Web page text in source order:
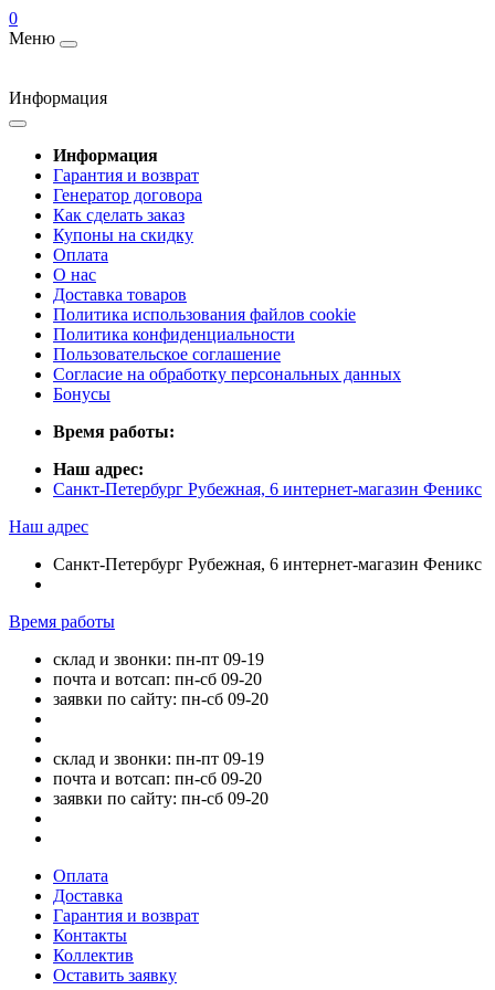
0
Меню
Информация
Информация
Гарантия и возврат
Генератор договора
Как сделать заказ
Купоны на скидку
Оплата
О нас
Доставка товаров
Политика использования файлов cookie
Политика конфиденциальности
Пользовательское соглашение
Согласие на обработку персональных данных
Бонусы
Время работы:
Наш адрес:
Санкт-Петербург Рубежная, 6 интернет-магазин Феникс
Наш адрес
Санкт-Петербург Рубежная, 6 интернет-магазин Феникс
Время работы
склад и звонки: пн-пт 09-19
почта и вотсап: пн-сб 09-20
заявки по сайту: пн-сб 09-20
склад и звонки: пн-пт 09-19
почта и вотсап: пн-сб 09-20
заявки по сайту: пн-сб 09-20
Оплата
Доставка
Гарантия и возврат
Контакты
Коллектив
Оставить заявку